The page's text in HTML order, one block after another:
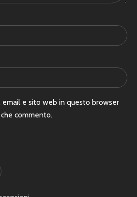
email e sito web in questo browser
commento.